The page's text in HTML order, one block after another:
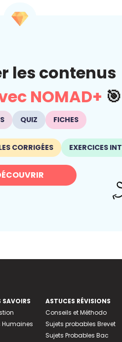
les contenus
NOMAD+ 🎯
QUIZ FICHES
CORRIGÉES EXERCICES
SAVOIRS
Humaines
ASTUCES RÉVISIONS
Conseils et Méthodo
Sujets probables Brevet
Sujets Probables Bac